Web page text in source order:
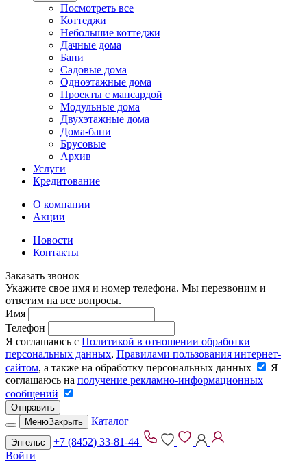
Посмотреть все
Коттеджи
Небольшие коттеджи
Дачные дома
Бани
Садовые дома
Одноэтажные дома
Проекты с мансардой
Модульные дома
Двухэтажные дома
Дома-бани
Брусовые
Архив
Услуги
Кредитование
О компании
Акции
Новости
Контакты
Заказать звонок
Укажите свое имя и номер телефона. Мы перезвоним и
ответим на все вопросы.
Имя
Телефон
Я соглашаюсь с Политикой в отношении обработки
персональных данных, Правилами пользования интернет-
сайтом, а также на обработку персональных данных
Я
соглашаюсь на получение рекламно-информационных
сообщений
Отправить
МенюЗакрыть Каталог
Энгельс
+7 (8452) 33-81-44
Войти